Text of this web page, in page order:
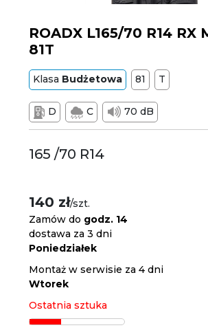
ROADX L165/70 R14 RX
81T
Klasa Budżetowa 81 T
D C 70 dB
165 /70 R14
140 zł/szt.
Zamów do godz. 14
dostawa za 3 dni
Poniedziałek
Montaż w serwisie za 4 dni
Wtorek
Ostatnia sztuka